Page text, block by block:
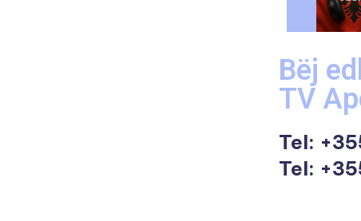
Bëj
TV
Tel:
Tel: